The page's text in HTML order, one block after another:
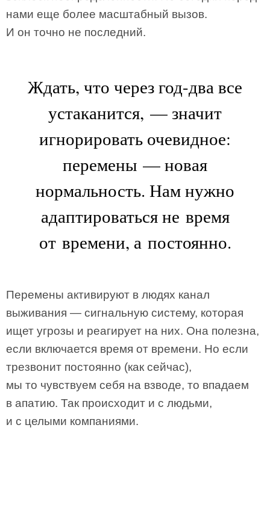
нами еще более масштабный вызов.
И он точно не последний.
Ждать, что через год-два все
устаканится, — значит
игнорировать очевидное:
перемены — новая
нормальность. Нам нужно
адаптироваться не время
от времени, а постоянно.
Перемены активируют в людях канал
выживания — сигнальную систему, которая
ищет угрозы и реагирует на них. Она полезна,
если включается время от времени. Но если
трезвонит постоянно (как сейчас),
мы то чувствуем себя на взводе, то впадаем
в апатию. Так происходит и с людьми,
и с целыми компаниями.